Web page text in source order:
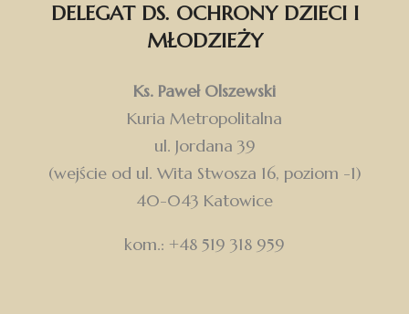
DELEGAT DS. OCHRONY DZIECI I
MŁODZIEŻY
Ks. Paweł Olszewski
Kuria Metropolitalna
ul. Jordana 39
(wejście od ul. Wita Stwosza 16, poziom -1)
40-043 Katowice
kom.: +48 519 318 959